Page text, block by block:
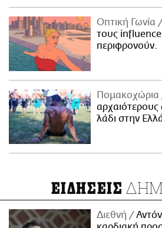
Οπτική Γωνία
τους
περιφρονούν.
Πομακοχώρια
λάδι στην
ΕΙΔΗΣΕΙΣ
Διεθνή